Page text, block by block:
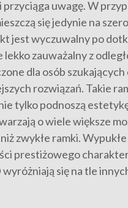
przyciąga uwagę. W
się jedynie na
jest wyczuwalny po
lekko zauważalny z
dla osób
rozwiązań. Takie
tylko podnoszą
o wiele większe
zwykłe ramki.
prestiżowego
wyróżniają się na tle